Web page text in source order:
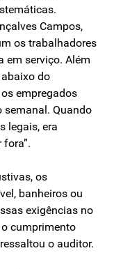
Campos,
os trabalhadores
em serviço. Além
do
empregados
semanal. Quando
legais, era
os
banheiros ou
exigências no
cumprimento
o auditor.